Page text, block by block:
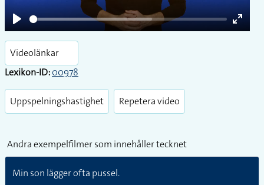
Play
Enter
Videolänkar
Lexikon-ID:00978
Uppspelningshastighet Repetera video
Andra exempelfilmer som innehåller tecknet
Min son lägger ofta pussel.